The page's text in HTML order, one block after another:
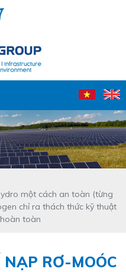
một cách an toàn (từng
chỉ ra thách thức kỹ thuật
toàn
RƠ-MOÓC